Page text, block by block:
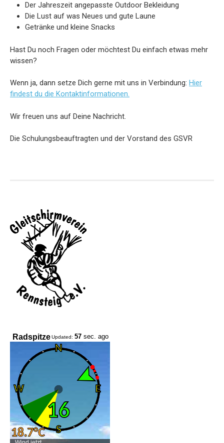
Der Jahreszeit angepasste Outdoor Bekleidung
Die Lust auf was Neues und gute Laune
Getränke und kleine Snacks
Hast Du noch Fragen oder möchtest Du einfach etwas mehr
wissen?
Wenn ja, dann setze Dich gerne mit uns in Verbindung: Hier
findest du die Kontaktinformationen.
Wir freuen uns auf Deine Nachricht.
Die Schulungsbeauftragten und der Vorstand des GSVR